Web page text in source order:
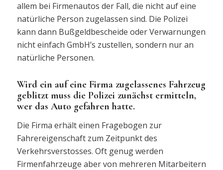
allem bei Firmenautos der Fall, die nicht auf eine
natürliche Person zugelassen sind. Die Polizei
kann dann Bußgeldbescheide oder Verwarnungen
nicht einfach GmbH’s zustellen, sondern nur an
natürliche Personen.
Wird ein auf eine Firma zugelassenes Fahrzeug
geblitzt muss die Polizei zunächst ermitteln,
wer das Auto gefahren hatte.
Die Firma erhält einen Fragebogen zur
Fahrereigenschaft zum Zeitpunkt des
Verkehrsverstosses. Oft genug werden
Firmenfahrzeuge aber von mehreren Mitarbeitern